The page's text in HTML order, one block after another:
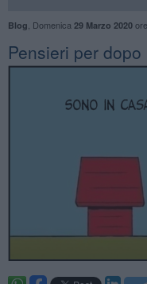
Blog Domenica 29 Marzo 2020
Pensieri per dopo